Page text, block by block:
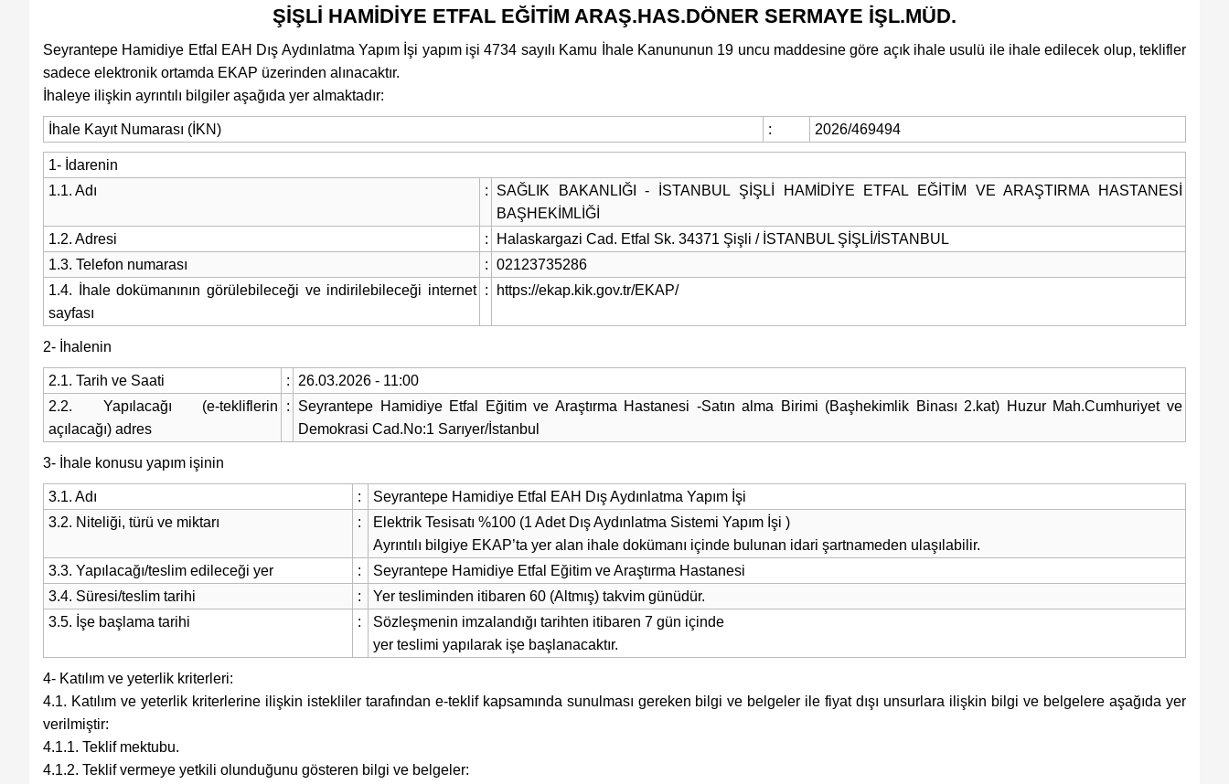
Takip Edin
Favori mecralarınızda haber akışımıza ulaşın
ŞİŞLİ HAMİDİYE ETFAL EĞİTİM ARAŞ.HAS.DÖNER SERMAYE İŞL.MÜD.
Seyrantepe Hamidiye Etfal EAH Dış Aydınlatma Yapım İşi yapım işi 4734 sayılı Kamu İhale Kanununun 19 uncu maddesine göre açık ihale usulü ile ihale edilecek olup, teklifler
sadece elektronik ortamda EKAP üzerinden alınacaktır.
İhaleye ilişkin ayrıntılı bilgiler aşağıda yer almaktadır:
İhale Kayıt Numarası (İKN) : 2026/469494
1- İdarenin
1.1. Adı
:
SAĞLIK BAKANLIĞI - İSTANBUL ŞİŞLİ HAMİDİYE ETFAL EĞİTİM VE ARAŞTIRMA HASTANESİ
BAŞHEKİMLİĞİ
1.2. Adresi
:
Halaskargazi Cad. Etfal Sk. 34371 Şişli / İSTANBUL ŞİŞLİ/İSTANBUL
1.3. Telefon numarası
: 02123735286
1.4. İhale dokümanının görülebileceği ve indirilebileceği internet
sayfası
: https://ekap.kik.gov.tr/EKAP/
2- İhalenin
2.1. Tarih ve Saati :
26.03.2026 - 11:00
2.2. Yapılacağı (e-tekliflerin
açılacağı) adres
:
Seyrantepe Hamidiye Etfal Eğitim ve Araştırma Hastanesi -Satın alma Birimi (Başhekimlik Binası 2.kat) Huzur Mah.Cumhuriyet ve
Demokrasi Cad.No:1 Sarıyer/İstanbul
3- İhale konusu yapım işinin
3.1. Adı :
Seyrantepe Hamidiye Etfal EAH Dış Aydınlatma Yapım İşi
3.2. Niteliği, türü ve miktarı
:
Elektrik Tesisatı %100 (1 Adet Dış Aydınlatma Sistemi Yapım İşi )
Ayrıntılı bilgiye EKAP’ta yer alan ihale dokümanı içinde bulunan idari şartnameden ulaşılabilir.
3.3. Yapılacağı/teslim edileceği yer
:
Seyrantepe Hamidiye Etfal Eğitim ve Araştırma Hastanesi
3.4. Süresi/teslim tarihi
:
Yer tesliminden itibaren 60 (Altmış) takvim günüdür.
3.5. İşe başlama tarihi
:
Sözleşmenin imzalandığı tarihten itibaren 7 gün içinde
yer teslimi yapılarak işe başlanacaktır.
4- Katılım ve yeterlik kriterleri:
4.1. Katılım ve yeterlik kriterlerine ilişkin istekliler tarafından e-teklif kapsamında sunulması gereken bilgi ve belgeler ile fiyat dışı unsurlara ilişkin bilgi ve belgelere aşağıda yer
verilmiştir:
4.1.1. Teklif mektubu.
4.1.2. Teklif vermeye yetkili olunduğunu gösteren bilgi ve belgeler: